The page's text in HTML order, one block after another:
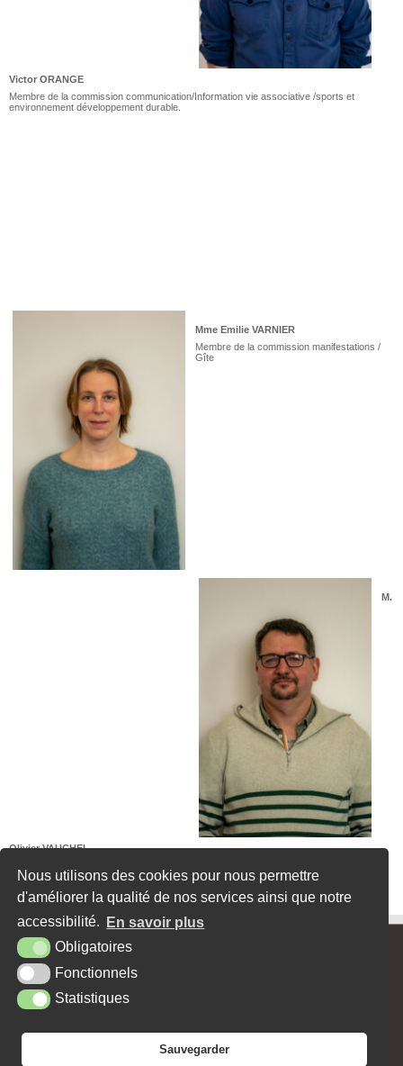
Nous utilisons des cookies pour nous permettre
d'améliorer la qualité de nos services ainsi que notre
accessibilité.
En savoir plus
Obligatoires
Fonctionnels
Statistiques
Sauvegarder
Victor ORANGE
Membre de la commission communication/Information vie associative /sports et
environnement développement durable.
Mme Emilie VARNIER
Membre de la commission manifestations /
Gîte
M.
Olivier VAUCHEL
MAIRIE - 62, RUE MAX CARPENTIER - 27470 SERQUIGNY
Tél. : 02 32 44 10 15
PLAN DU SITE MENTIONS LÉGALES
JE SOUHAITE RECEVOIR LA NEWSLETTER